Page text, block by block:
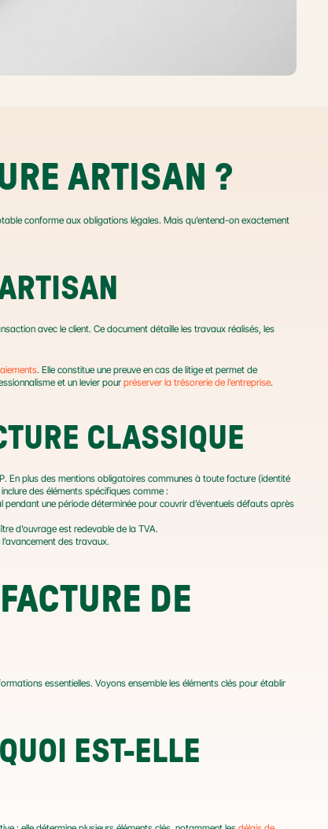
ARTISAN ?
conforme aux obligations légales. Mais qu’entend-on exactement
avec le client. Ce document détaille les travaux réalisés, les
. Elle constitue une preuve en cas de litige et permet de
et un levier pour préserver la trésorerie de l’entreprise.
CLASSIQUE
En plus des mentions obligatoires communes à toute facture (identité
des éléments spécifiques comme :
une période déterminée pour couvrir d’éventuels défauts après
d’ouvrage est redevable de la TVA.
des travaux.
DE
essentielles. Voyons ensemble les éléments clés pour établir
EST-ELLE